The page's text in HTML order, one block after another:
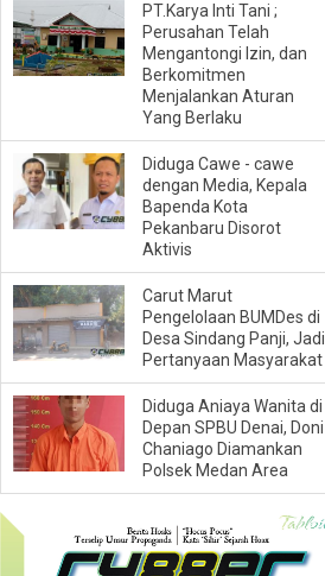
PT.Karya Inti Tani ;
Perusahan Telah
Mengantongi Izin, dan
Berkomitmen
Menjalankan Aturan
Yang Berlaku
Diduga Cawe - cawe
dengan Media, Kepala
Bapenda Kota
Pekanbaru Disorot
Aktivis
Carut Marut
Pengelolaan BUMDes di
Desa Sindang Panji, Jadi
Pertanyaan Masyarakat
Diduga Aniaya Wanita di
Depan SPBU Denai, Doni
Chaniago Diamankan
Polsek Medan Area